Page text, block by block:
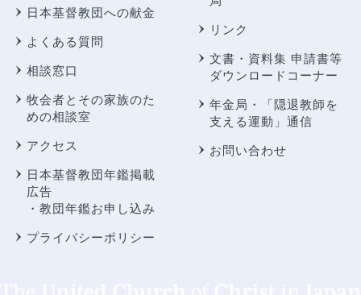
日本基督教団への献金
よくある質問
相談窓口
牧会者とその家族のた
めの相談室
アクセス
日本基督教団年鑑掲載
広告
・教団年鑑お申し込み
プライバシーポリシー
リンク
文書・資料集 申請書等
ダウンロードコーナー
年金局・
「隠退教師を
支える運動」通信
お問い合わせ